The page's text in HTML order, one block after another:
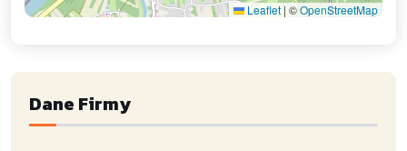
Leaflet | ©OpenStreetMap
Dane Firmy